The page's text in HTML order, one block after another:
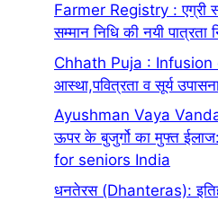
Farmer Registry : एग्री
सम्मान निधि की नयी पात्रता
Chhath Puja :
आस्था,पवित्रता व सूर्य
Ayushman Vaya
ऊपर के बुजुर्गो का मुफ्त
for seniors India
धनतेरस (Dhanteras):